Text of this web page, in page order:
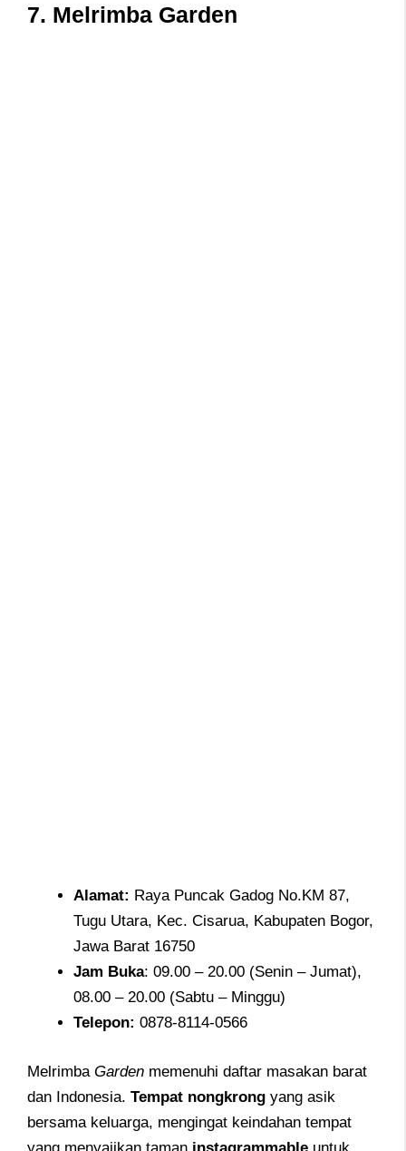
7. Melrimba Garden
Alamat: Raya Puncak Gadog No.KM 87,
Tugu Utara, Kec. Cisarua, Kabupaten Bogor,
Jawa Barat 16750
Jam Buka: 09.00 – 20.00 (Senin – Jumat),
08.00 – 20.00 (Sabtu – Minggu)
Telepon: 0878-8114-0566
Melrimba Garden memenuhi daftar masakan barat
dan Indonesia. Tempat nongkrong yang asik
bersama keluarga, mengingat keindahan tempat